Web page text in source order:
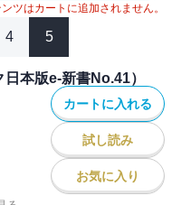
ツはカートに追加されません。
4 5
本版e-新書No.41）
カートに入れる
試し読み
お気に入り